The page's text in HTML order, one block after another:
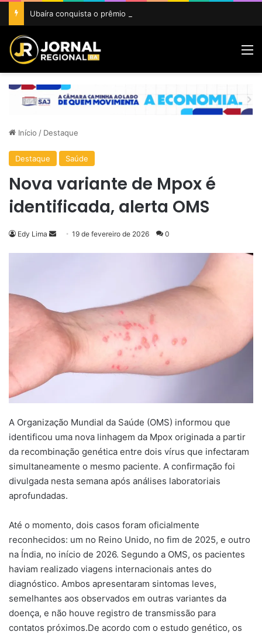
Início / Destaque
Destaque Saúde
Nova variante de Mpox é
identificada, alerta OMS
Edy Lima
Mande19 de fevereiro de 2026 0
A Organização Mundial da Saúde (OMS) informou que
identificou uma nova linhagem da Mpox originada a partir
da recombinação genética entre dois vírus que infectaram
simultaneamente o mesmo paciente. A confirmação foi
divulgada nesta semana após análises laboratoriais
aprofundadas.
Até o momento, dois casos foram oficialmente
reconhecidos: um no Reino Unido, no fim de 2025, e outro
na Índia, no início de 2026. Segundo a OMS, os pacientes
haviam realizado viagens internacionais antes do
diagnóstico. Ambos apresentaram sintomas leves,
semelhantes aos observados em outras variantes da
doença, e não houve registro de transmissão para
contatos próximos.De acordo com o estudo genético, os